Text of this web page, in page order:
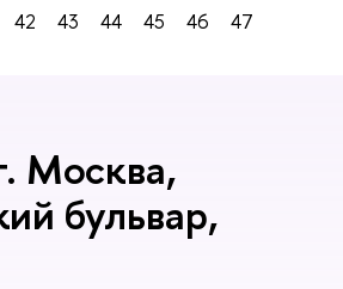
42 43 44 45 46
47
Москва,
бульвар,